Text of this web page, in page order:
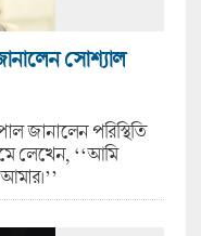
সোশ্যাল
জানালেন পরিস্থিতি
লেখেন, ‘‘আমি